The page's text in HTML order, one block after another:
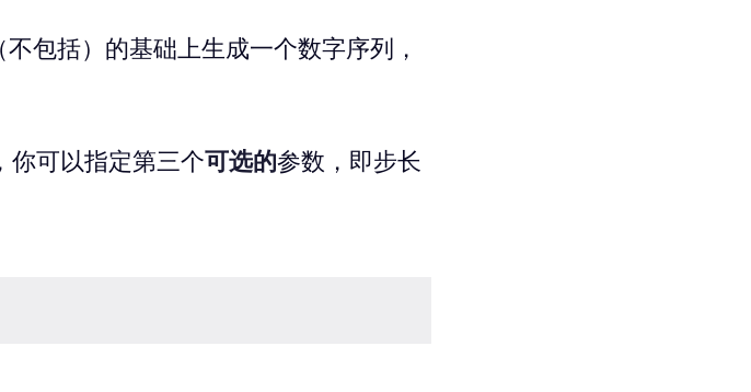
包括）的基础上生成一个数字序列，
，你可以指定第三个可选的参数，即步长